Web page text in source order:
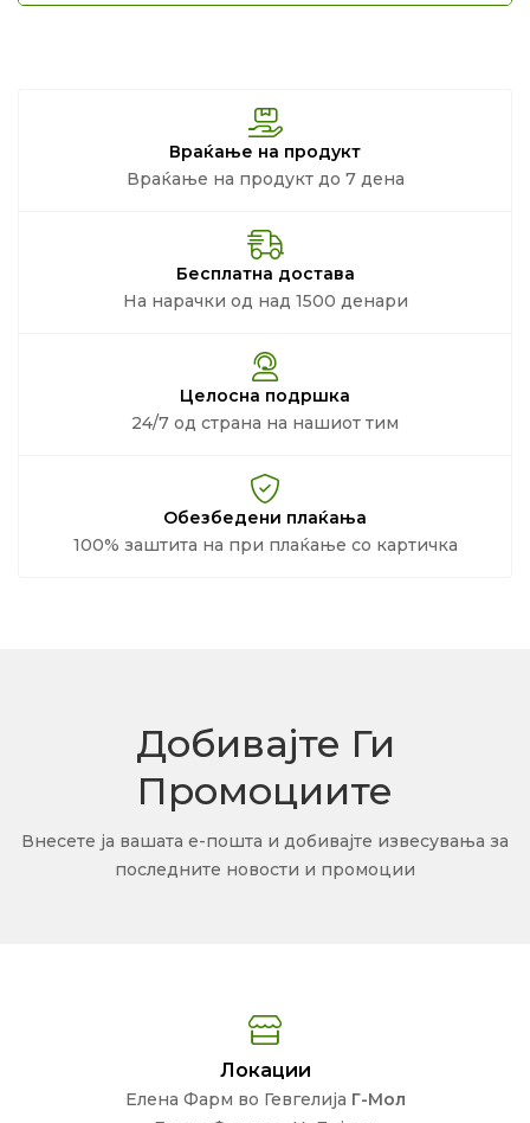
Враќање на продукт
Враќање на продукт до 7 дена
Бесплатна достава
На нарачки од над 1500 денари
Целосна подршка
24/7 од страна на нашиот тим
Обезбедени плаќања
100% заштита на при плаќање со картичка
Добивајте Ги
Промоциите
Внесете ја вашата е-пошта и добивајте извесувања за
последните новости и промоции
Локации
Елена Фарм во Гевгелија Г-Мол